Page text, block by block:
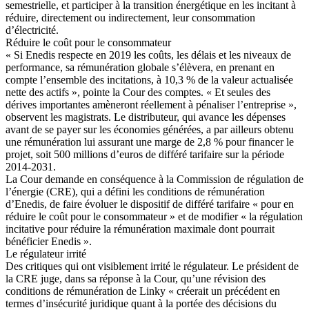
semestrielle, et participer à la transition énergétique en les incitant à
réduire, directement ou indirectement, leur consommation
d’électricité.
Réduire le coût pour le consommateur
« Si Enedis respecte en 2019 les coûts, les délais et les niveaux de
performance, sa rémunération globale s’élèvera, en prenant en
compte l’ensemble des incitations, à 10,3 % de la valeur actualisée
nette des actifs », pointe la Cour des comptes. « Et seules des
dérives importantes amèneront réellement à pénaliser l’entreprise »,
observent les magistrats. Le distributeur, qui avance les dépenses
avant de se payer sur les économies générées, a par ailleurs obtenu
une rémunération lui assurant une marge de 2,8 % pour financer le
projet, soit 500 millions d’euros de différé tarifaire sur la période
2014-2031.
La Cour demande en conséquence à la Commission de régulation de
l’énergie (CRE), qui a défini les conditions de rémunération
d’Enedis, de faire évoluer le dispositif de différé tarifaire « pour en
réduire le coût pour le consommateur » et de modifier « la régulation
incitative pour réduire la rémunération maximale dont pourrait
bénéficier Enedis ».
Le régulateur irrité
Des critiques qui ont visiblement irrité le régulateur. Le président de
la CRE juge, dans sa réponse à la Cour, qu’une révision des
conditions de rémunération de Linky « créerait un précédent en
termes d’insécurité juridique quant à la portée des décisions du